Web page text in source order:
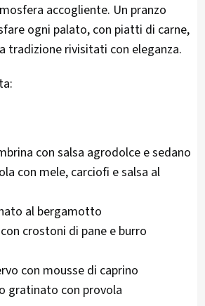
accogliente. Un pranzo
ogni palato, con piatti di carne,
tradizione rivisitati con eleganza.
con salsa agrodolce e sedano
con mele, carciofi e salsa al
al bergamotto
crostoni di pane e burro
con mousse di caprino
gratinato con provola